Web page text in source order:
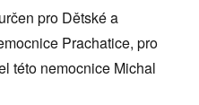
pro Dětské a
Prachatice, pro
této nemocnice Michal